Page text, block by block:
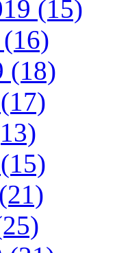
(15)
(18)